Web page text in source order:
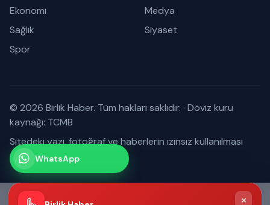
Ekonomi
Medya
Sağlık
Siyaset
Spor
© 2026 Birlik Haber. Tüm hakları saklıdır. · Döviz kuru
kaynağı: TCMB
Sitedeki yazı, fotoğraf ve haberlerin izinsiz kullanılması
yasaktır.WhatsApp
Kanalımız
Abone olabilirsiniz
×